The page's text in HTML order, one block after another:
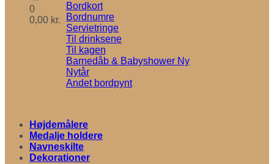
0
0,00 kr.
Bordkort
Bordnumre
Servietringe
Til drinksene
Til kagen
Barnedåb & Babyshower
Nytår
Andet bordpynt
Højdemålere
Medalje holdere
Navneskilte
Dekorationer